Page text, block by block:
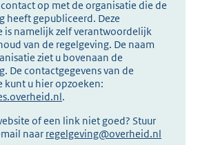
op met de organisatie die de
heeft gepubliceerd. Deze
is namelijk zelf verantwoordelijk
van de regelgeving. De naam
ziet u bovenaan de
De contactgegevens van de
kunt u hier opzoeken:
.
of een link niet goed? Stuur
naar regelgeving@overheid.nl